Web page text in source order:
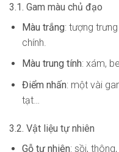
3.1. Gam màu chủ đạo
Màu trắng: tượng
chính.
Màu trung tính: xám,
Điểm nhấn: một vài
tạt…
3.2. Vật liệu tự nhiên
Gỗ tự nhiên: sồi,